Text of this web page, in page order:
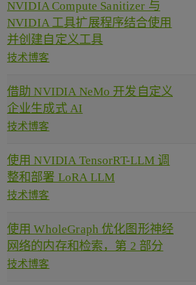
NVIDIA Compute Sanitizer 与
NVIDIA 工具扩展程序结合使用
并创建自定义工具
技术博客
借助 NVIDIA NeMo 开发自定义
企业生成式 AI
技术博客
使用 NVIDIA TensorRT-LLM 调
整和部署 LoRA LLM
技术博客
使用 WholeGraph 优化图形神经
网络的内存和检索，第 2 部分
技术博客